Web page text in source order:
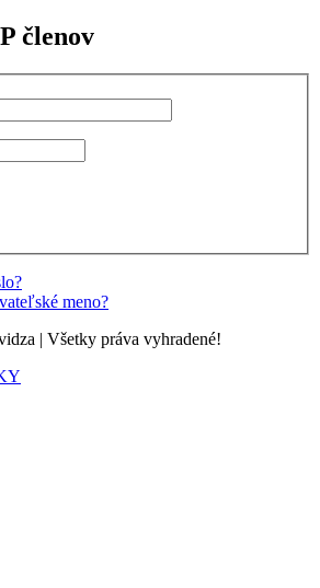
členov
meno?
| Všetky práva vyhradené!